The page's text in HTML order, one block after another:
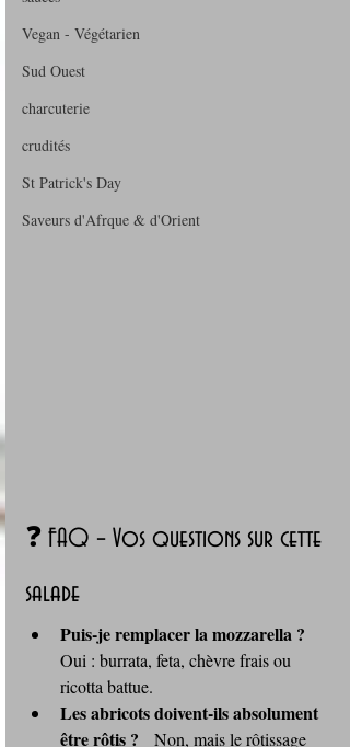
Vegan - Végétarien
Sud Ouest
charcuterie
crudités
St Patrick's Day
Saveurs d'Afrque & d'Orient
❓ FAQ – Vos questions sur cette
salade
Puis‑je remplacer la mozzarella ?
Oui : burrata, feta, chèvre frais ou
ricotta battue.
Les abricots doivent‑ils absolument
être rôtis ? Non, mais le rôtissage